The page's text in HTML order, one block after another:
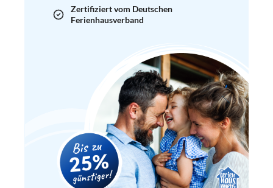
Zertifiziert vom Deutschen
Ferienhausverband